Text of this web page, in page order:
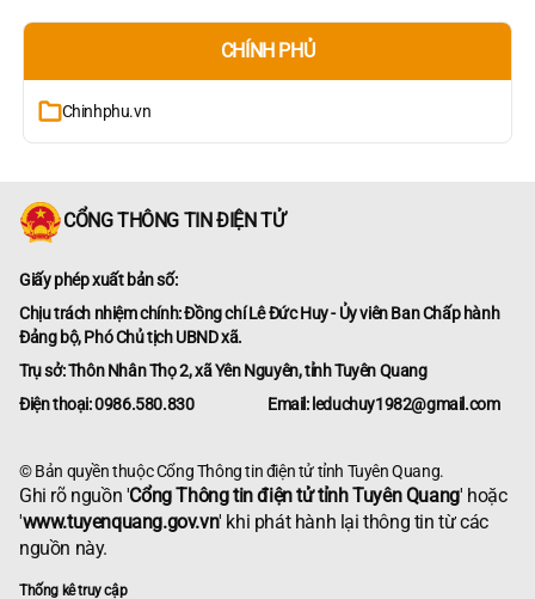
CHÍNH PHỦ
Chinhphu.vn
CỔNG THÔNG TIN ĐIỆN TỬ
Giấy phép xuất bản số:
Chịu trách nhiệm chính: Đồng chí Lê Đức Huy - Ủy viên Ban Chấp hành
Đảng bộ, Phó Chủ tịch UBND xã.
Trụ sở: Thôn Nhân Thọ 2, xã Yên Nguyên, tỉnh Tuyên Quang
Điện thoại: 0986.580.830
Email: leduchuy1982@gmail.com
© Bản quyền thuộc Cổng Thông tin điện tử tỉnh Tuyên Quang.
Ghi rõ nguồn 'Cổng Thông tin điện tử tỉnh Tuyên Quang' hoặc
'www.tuyenquang.gov.vn' khi phát hành lại thông tin từ các
nguồn này.
Thống kê truy cập